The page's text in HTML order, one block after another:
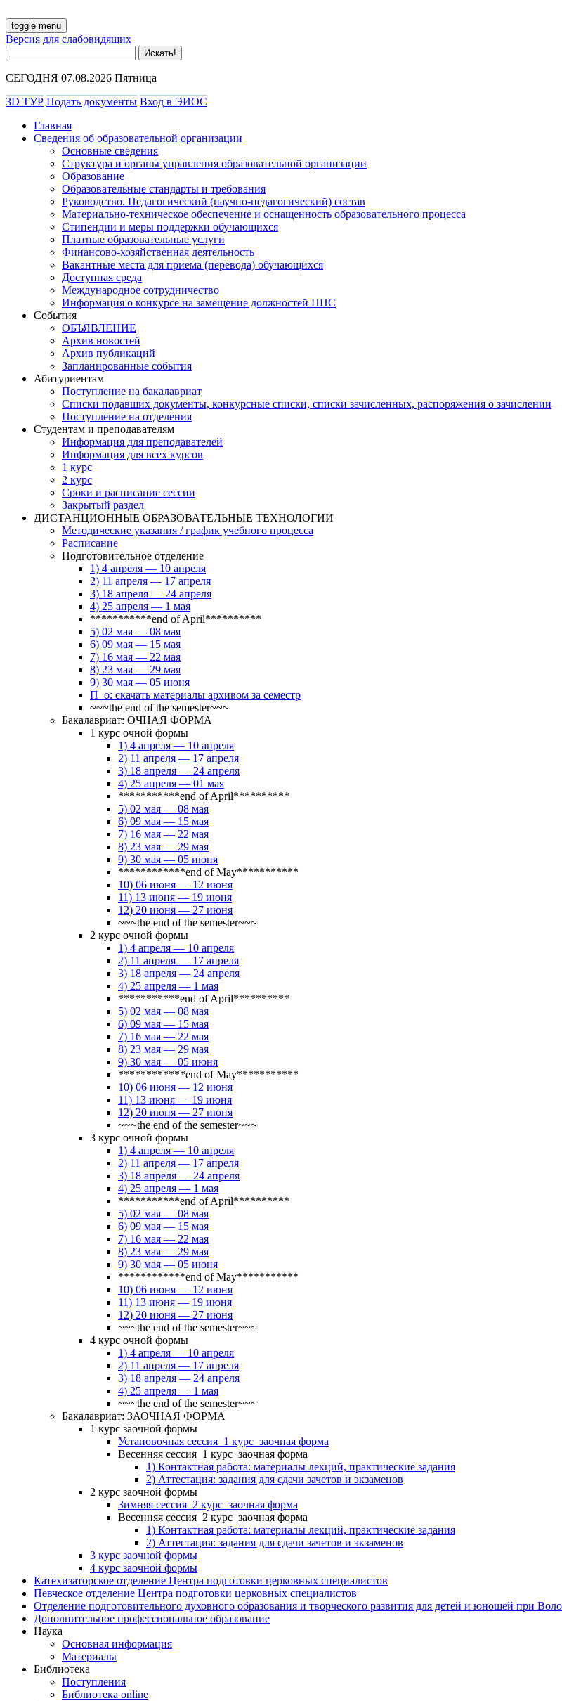
toggle menu
Версия для слабовидящих
СЕГОДНЯ 07.08.2026 Пятница
3D ТУР Подать документы Вход в ЭИОС
Главная
Сведения об образовательной организации
Основные сведения
Структура и органы управления образовательной организации
Образование
Образовательные стандарты и требования
Руководство. Педагогический (научно-педагогический) состав
Материально-техническое обеспечение и оснащенность образовательного процесса
Стипендии и меры поддержки обучающихся
Платные образовательные услуги
Финансово-хозяйственная деятельность
Вакантные места для приема (перевода) обучающихся
Доступная среда
Международное сотрудничество
Информация о конкурсе на замещение должностей ППС
События
ОБЪЯВЛЕНИЕ
Архив новостей
Архив публикаций
Запланированные события
Абитуриентам
Поступление на бакалавриат
Списки подавших документы, конкурсные списки, списки зачисленных, распоряжения о зачислении
Поступление на отделения
Студентам и преподавателям
Информация для преподавателей
Информация для всех курсов
1 курс
2 курс
Сроки и расписание сессии
Закрытый раздел
ДИСТАНЦИОННЫЕ ОБРАЗОВАТЕЛЬНЫЕ ТЕХНОЛОГИИ
Методические указания / график учебного процесса
Расписание
Подготовительное отделение
1) 4 апреля — 10 апреля
2) 11 апреля — 17 апреля
3) 18 апреля — 24 апреля
4) 25 апреля — 1 мая
***********end of April**********
5) 02 мая — 08 мая
6) 09 мая — 15 мая
7) 16 мая — 22 мая
8) 23 мая — 29 мая
9) 30 мая — 05 июня
П_о: скачать материалы архивом за семестр
~~~the end of the semester~~~
Бакалавриат: ОЧНАЯ ФОРМА
1 курс очной формы
1) 4 апреля — 10 апреля
2) 11 апреля — 17 апреля
3) 18 апреля — 24 апреля
4) 25 апреля — 01 мая
***********end of April**********
5) 02 мая — 08 мая
6) 09 мая — 15 мая
7) 16 мая — 22 мая
8) 23 мая — 29 мая
9) 30 мая — 05 июня
************end of May***********
10) 06 июня — 12 июня
11) 13 июня — 19 июня
12) 20 июня — 27 июня
~~~the end of the semester~~~
2 курс очной формы
1) 4 апреля — 10 апреля
2) 11 апреля — 17 апреля
3) 18 апреля — 24 апреля
4) 25 апреля — 1 мая
***********end of April**********
5) 02 мая — 08 мая
6) 09 мая — 15 мая
7) 16 мая — 22 мая
8) 23 мая — 29 мая
9) 30 мая — 05 июня
************end of May***********
10) 06 июня — 12 июня
11) 13 июня — 19 июня
12) 20 июня — 27 июня
~~~the end of the semester~~~
3 курс очной формы
1) 4 апреля — 10 апреля
2) 11 апреля — 17 апреля
3) 18 апреля — 24 апреля
4) 25 апреля — 1 мая
***********end of April**********
5) 02 мая — 08 мая
6) 09 мая — 15 мая
7) 16 мая — 22 мая
8) 23 мая — 29 мая
9) 30 мая — 05 июня
************end of May***********
10) 06 июня — 12 июня
11) 13 июня — 19 июня
12) 20 июня — 27 июня
~~~the end of the semester~~~
4 курс очной формы
1) 4 апреля — 10 апреля
2) 11 апреля — 17 апреля
3) 18 апреля — 24 апреля
4) 25 апреля — 1 мая
~~~the end of the semester~~~
Бакалавриат: ЗАОЧНАЯ ФОРМА
1 курс заочной формы
Установочная сессия_1 курс_заочная форма
Весенняя сессия_1 курс_заочная форма
1) Контактная работа: материалы лекций, практические задания
2) Аттестация: задания для сдачи зачетов и экзаменов
2 курс заочной формы
Зимняя сессия_2 курс_заочная форма
Весенняя сессия_2 курс_заочная форма
1) Контактная работа: материалы лекций, практические задания
2) Аттестация: задания для сдачи зачетов и экзаменов
3 курс заочной формы
4 курс заочной формы
Катехизаторское отделение Центра подготовки церковных специалистов
Певческое отделение Центра подготовки церковных специалистов
Отделение подготовительного духовного образования и творческого развития для детей и юношей при
Дополнительное профессиональное образование
Наука
Основная информация
Материалы
Библиотека
Поступления
Библиотека online